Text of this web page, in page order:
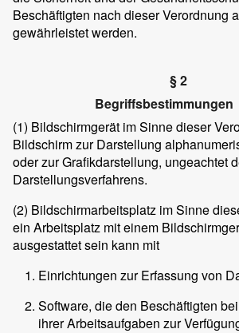
Beschäftigten nach dieser Verordnung
gewährleistet werden.
§ 2
Begriffsbestimmungen
(1) Bildschirmgerät im Sinne dieser
Bildschirm zur Darstellung
oder zur Grafikdarstellung, ungeachtet
Darstellungsverfahrens.
(2) Bildschirmarbeitsplatz im Sinne
ein Arbeitsplatz mit einem
ausgestattet sein kann mit
Einrichtungen zur Erfassung von
Software, die den Beschäftigten
ihrer Arbeitsaufgaben zur